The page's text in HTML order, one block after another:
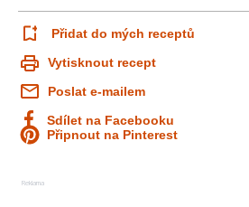
Přidat do mých receptů
Vytisknout recept
Poslat e-mailem
Sdílet na Facebooku
Připnout na Pinterest
Reklama